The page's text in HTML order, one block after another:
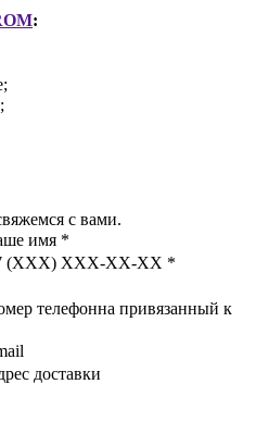
:
с вами.
имя *
(XXX) XXX-XX-XX *
телефонна привязанный к
доставки